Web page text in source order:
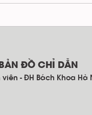
BẢN ĐỒ CHỈ DẪN
viên - ĐH Bách Khoa Hà